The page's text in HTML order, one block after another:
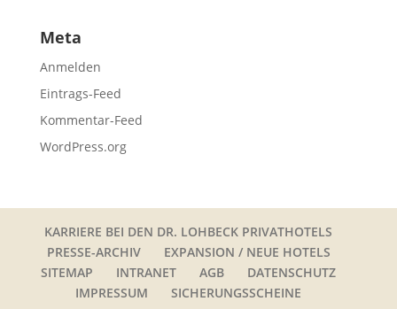
Meta
Anmelden
Eintrags-Feed
Kommentar-Feed
WordPress.org
KARRIERE BEI DEN DR. LOHBECK PRIVATHOTELS
PRESSE-ARCHIV
EXPANSION / NEUE HOTELS
SITEMAP
INTRANET AGB
DATENSCHUTZ
IMPRESSUM
SICHERUNGSSCHEINE